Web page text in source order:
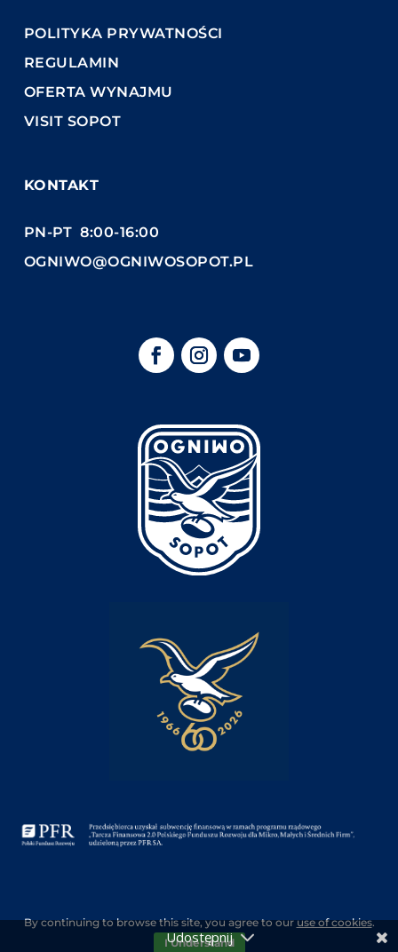
POLITYKA PRYWATNOŚCI
REGULAMIN
OFERTA WYNAJMU
VISIT SOPOT
KONTAKT
PN-PT 8:00-16:00
OGNIWO@OGNIWOSOPOT.PL
Copyright © 2026 | Made byGravity OFF| Supported by
By continuing to browse this site, you agree to ouruse of cookies.
I Understand